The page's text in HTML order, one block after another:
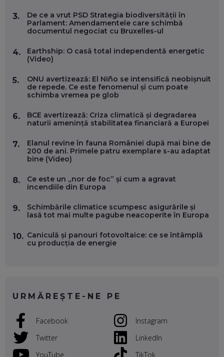
FOLOSEȘTI TEHNOLOGIA CA SĂ ÎȚI DESCHIZI DRUMUL
CĂTRE ARTĂ, LA NIVEL GLOBAL
EP. 57
ANDREI AVĂDANEI, BIT SENTINEL: CUM ÎȚI PROTEJEZI
EFICIENT VIAȚA ONLINE. ȘI CARE SUNT PRIMII PAȘI ÎNTR-O
EP. 56
ÎNVAȚĂ AEO ȘI GEO!
EP. 55
OLIVIU MATEI, HOLISUN: SOFTWARE DE LA CLUJ PENTRU
WASHINGTON, OCHELARI INTELIGENȚI ȘI FERME
EP. 54
VALENTIN VANCEA, CEO AL PATRIA BANK: AUTOMATIZĂM
PROCESE, DAR CE FACEM CÂND PICĂ BAZA DE DATE, LA
EP. 53
DERULO, STEVEN BARTLETT ȘI ALȚI PESTE 60 DE
EP. 51
RADU MOȚOC, TECHSOUP: O TREIME DINTRE
3.
De ce a vrut PSD Strategia biodiversității în
Parlament: Amendamentele care schimbă
documentul negociat cu Bruxelles-ul
4.
Earthship: O casă total independentă energetic
(Video)
5.
ONU avertizează: El Niño se intensifică neobișnuit
de repede. Ce este fenomenul și cum poate
schimba vremea pe glob
6.
BCE avertizează: Criza climatică și degradarea
naturii amenință stabilitatea financiară a Europei
7.
Elanul revine în fauna României după mai bine de
200 de ani. Primele patru exemplare s-au adaptat
bine (Video)
8.
Ce este un „nor de foc” și cum a agravat
incendiile din Europa
9.
Schimbările climatice scumpesc asigurările și
lasă tot mai multe pagube neacoperite în Europa
10. Caniculă și panouri fotovoltaice: ce se întâmplă
cu producția de energie
URMĂREȘTE-NE PE
Facebook
Twitter
YouTube
Instagram
LinkedIn
TikTok